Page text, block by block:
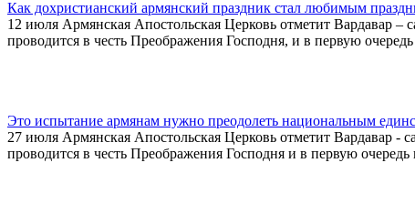
Как дохристианский армянский праздник стал любимым
12 июля Армянская Апостольская Церковь отметит Вардавар
проводится в честь Преображения Господня, и в первую
Это испытание армянам нужно преодолеть национальным
27 июля Армянская Апостольская Церковь отметит Вардавар
проводится в честь Преображения Господня и в первую